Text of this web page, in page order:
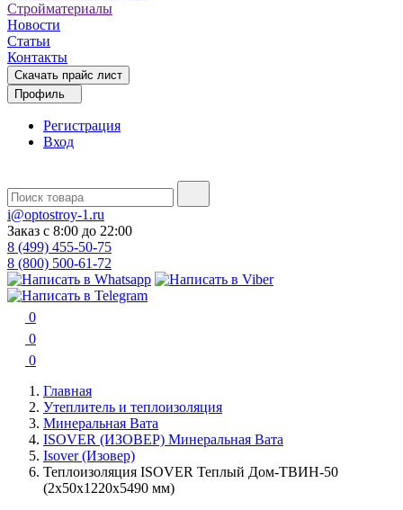
Стройматериалы
Новости
Статьи
Контакты
Скачать прайс лист
Профиль
Регистрация
Вход
i@optostroy-1.ru
Заказ с 8:00 до 22:00
8 (499) 455-50-75
8 (800) 500-61-72
0
0
0
Главная
Утеплитель и теплоизоляция
Минеральная Вата
ISOVER (ИЗОВЕР) Минеральная Вата
Isover (Изовер)
Теплоизоляция ISOVER Теплый Дом-ТВИН-50
(2х50х1220х5490 мм)